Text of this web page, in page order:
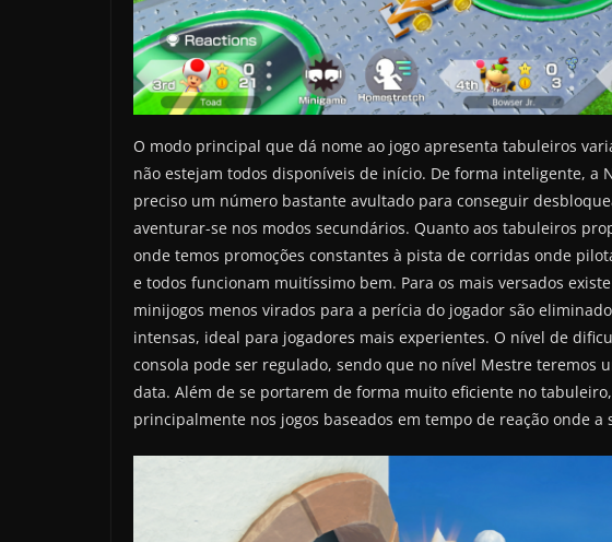
O modo principal que dá nome ao jogo apresenta tabuleiros
não estejam todos disponíveis de início. De forma inteligente, a
preciso um número bastante avultado para conseguir
aventurar-se nos modos secundários. Quanto aos tabuleiros
onde temos promoções constantes à pista de corridas onde
e todos funcionam muitíssimo bem. Para os mais versados
minijogos menos virados para a perícia do jogador são
intensas, ideal para jogadores mais experientes. O nível de
consola pode ser regulado, sendo que no nível Mestre teremos
data. Além de se portarem de forma muito eficiente no
principalmente nos jogos baseados em tempo de reação onde